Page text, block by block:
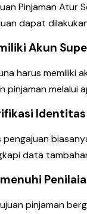
Pinjaman Atur
dapat
Akun
harus memiliki
pinjaman melalui
Identitas
pengajuan
data
pinjaman